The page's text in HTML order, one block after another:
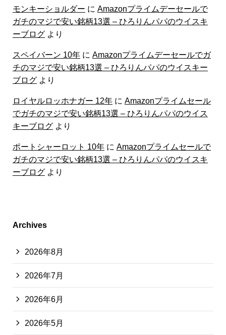
モンキーショルダー に Amazonプライムデーセールで
ガチのマジで安い銘柄13選 – ひろりんパパのウイスキ
ーブログより
スペイバーン 10年に Amazonプライムデーセールでガ
チのマジで安い銘柄13選 – ひろりんパパのウイスキー
ブログより
ロイヤルロッホナガー 12年に Amazonプライムセール
でガチのマジで安い銘柄13選 – ひろりんパパのウイス
キーブログより
ポートシャーロット 10年に Amazonプライムセールで
ガチのマジで安い銘柄13選 – ひろりんパパのウイスキ
ーブログより
Archives
2026年8月
2026年7月
2026年6月
2026年5月